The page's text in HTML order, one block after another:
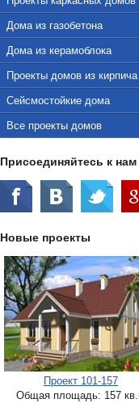
Дома из газобетона
Дома из керамоблока
Проекты домов из кирпича
Сейсмостойкие дома
Все проекты домов
Присоединяйтесь к нам
Новые проекты
Проект 101-157
Общая площадь: 157